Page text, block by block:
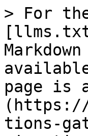
> For
page is
(https://
tions-